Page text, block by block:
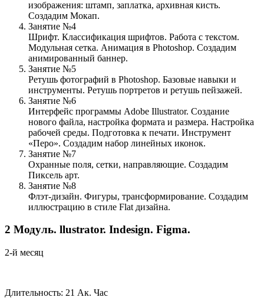
изображения: штамп, заплатка, архивная кисть.
Создадим Мокап.
Занятие №4
Шрифт. Классификация шрифтов. Работа с текстом.
Модульная сетка. Анимация в Photoshop. Создадим
анимированный баннер.
Занятие №5
Ретушь фотографий в Photoshop. Базовые навыки и
инструменты. Ретушь портретов и ретушь пейзажей.
Занятие №6
Интерфейс программы Adobe Illustrator. Создание
нового файла, настройка формата и размера. Настройка
рабочей среды. Подготовка к печати. Инструмент
«Перо». Создадим набор линейных иконок.
Занятие №7
Охранные поля, сетки, направляющие. Создадим
Пиксель арт.
Занятие №8
Флэт-дизайн. Фигуры, трансформирование. Создадим
иллюстрацию в стиле Flat дизайна.
2 Модуль. llustrator. Indesign. Figma.
2-й месяц
Длительность: 21 Ак. Час